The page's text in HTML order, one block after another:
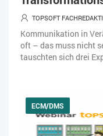
TOPSOFT
Kommunikation in
oft – das muss nicht
tauschten sich drei
ECM/DMS